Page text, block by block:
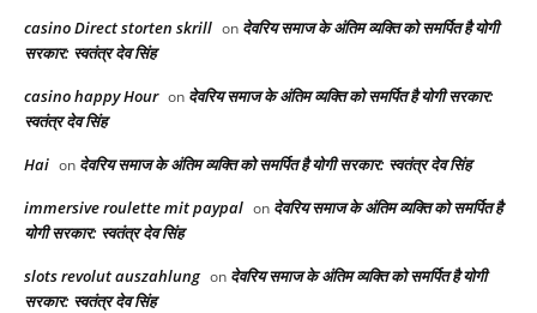
casino Direct storten skrill on देवरिय समाज के अंतिम व्यक्ति को समर्पित है योगी
सरकार: स्वतंत्र देव सिंह
casino happy Hour on देवरिय समाज के अंतिम व्यक्ति को समर्पित है योगी सरकार:
स्वतंत्र देव सिंह
Hai on देवरिय समाज के अंतिम व्यक्ति को समर्पित है योगी सरकार: स्वतंत्र देव सिंह
immersive roulette mit paypal on देवरिय समाज के अंतिम व्यक्ति को समर्पित है
योगी सरकार: स्वतंत्र देव सिंह
slots revolut auszahlung on देवरिय समाज के अंतिम व्यक्ति को समर्पित है योगी
सरकार: स्वतंत्र देव सिंह